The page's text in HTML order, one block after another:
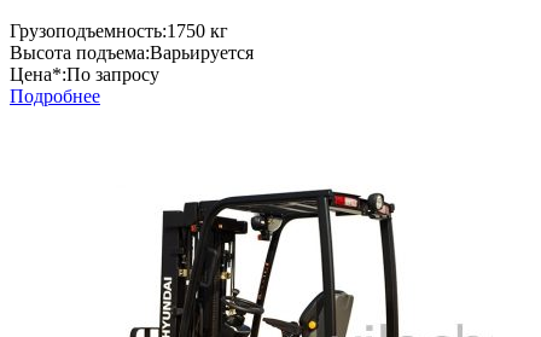
Грузоподъемность:1750 кг
Высота подъема:Варьируется
Цена*:По запросу
Подробнее